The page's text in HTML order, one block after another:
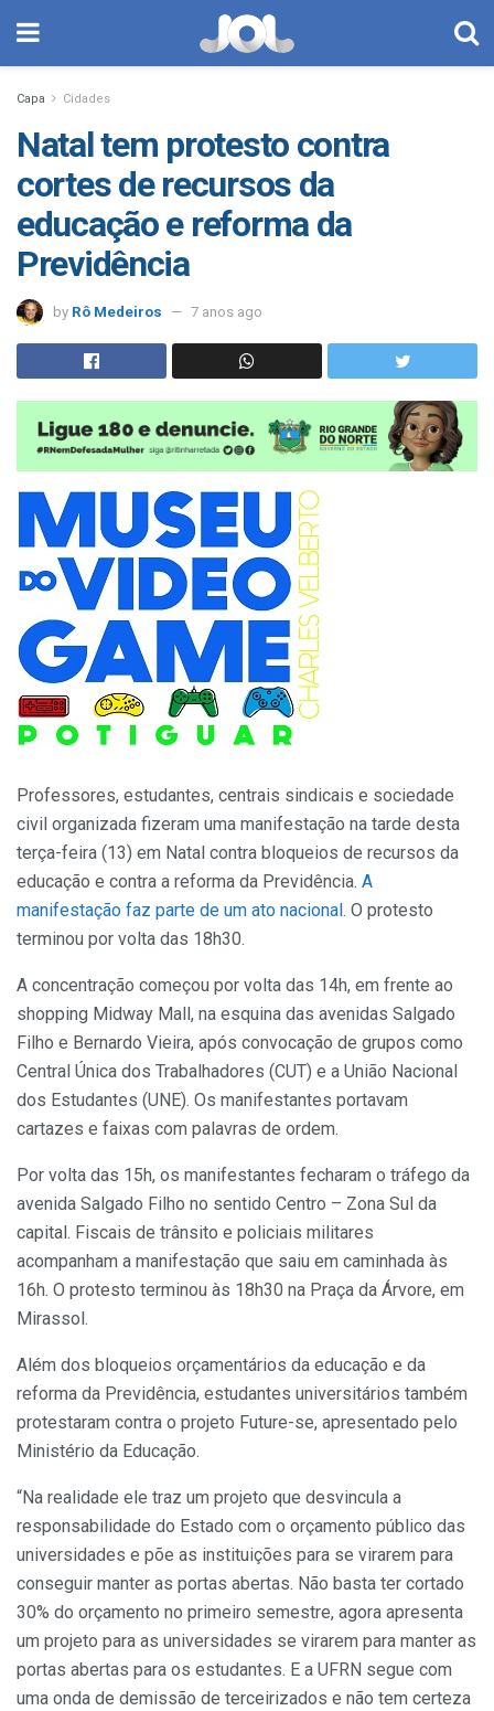
Capa Cidades
Natal tem protesto contra
cortes de recursos da
educação e reforma da
Previdência
by Rô Medeiros 7 anos ago
Professores, estudantes, centrais sindicais e sociedade
civil organizada fizeram uma manifestação na tarde desta
terça-feira (13) em Natal contra bloqueios de recursos da
educação e contra a reforma da Previdência. A
manifestação faz parte de um ato nacional. O protesto
terminou por volta das 18h30.
A concentração começou por volta das 14h, em frente ao
shopping Midway Mall, na esquina das avenidas Salgado
Filho e Bernardo Vieira, após convocação de grupos como
Central Única dos Trabalhadores (CUT) e a União Nacional
dos Estudantes (UNE). Os manifestantes portavam
cartazes e faixas com palavras de ordem.
Por volta das 15h, os manifestantes fecharam o tráfego da
avenida Salgado Filho no sentido Centro – Zona Sul da
capital. Fiscais de trânsito e policiais militares
acompanham a manifestação que saiu em caminhada às
16h. O protesto terminou às 18h30 na Praça da Árvore, em
Mirassol.
Além dos bloqueios orçamentários da educação e da
reforma da Previdência, estudantes universitários também
protestaram contra o projeto Future-se, apresentado pelo
Ministério da Educação.
“Na realidade ele traz um projeto que desvincula a
responsabilidade do Estado com o orçamento público das
universidades e põe as instituições para se virarem para
conseguir manter as portas abertas. Não basta ter cortado
30% do orçamento no primeiro semestre, agora apresenta
um projeto para as universidades se virarem para manter as
portas abertas para os estudantes. E a UFRN segue com
uma onda de demissão de terceirizados e não tem certeza